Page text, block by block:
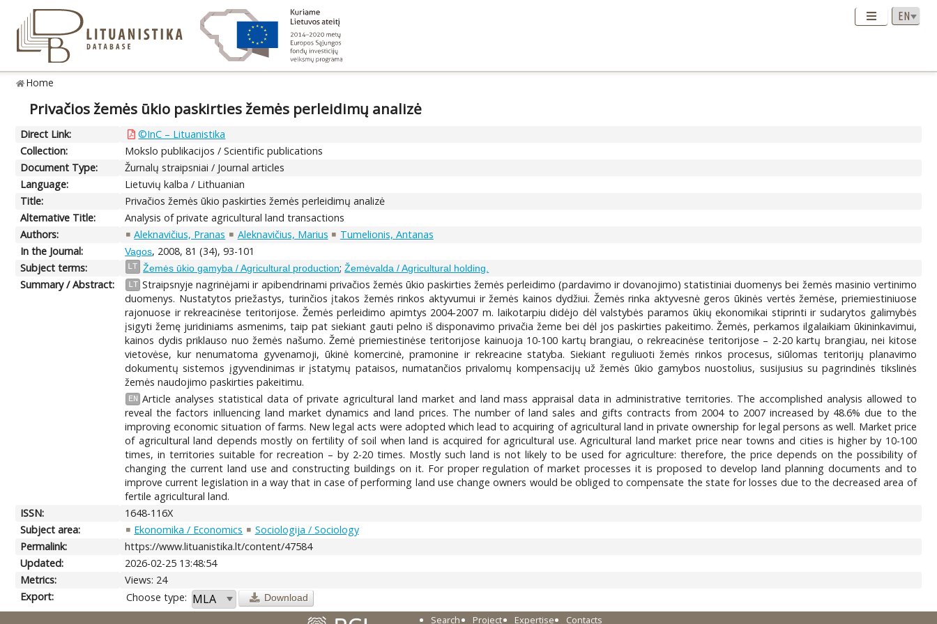
Home
Privačios žemės ūkio paskirties žemės perleidimų analizė
Direct Link:
©InC – Lituanistika
Collection:
Mokslo publikacijos / Scientific publications
Document Type:
Žurnalų straipsniai / Journal articles
Language:
Lietuvių kalba / Lithuanian
Title:
Privačios žemės ūkio paskirties žemės perleidimų analizė
Alternative Title:
Analysis of private agricultural land transactions
Authors:
Aleknavičius, Pranas Aleknavičius, Marius
Tumelionis, Antanas
In the Journal:
Vagos, 2008, 81 (34), 93-101
Subject terms:
LT Žemės ūkio gamyba / Agricultural production;Žemėvalda / Agricultural holding.
Summary / Abstract: LT Straipsnyje nagrinėjami ir apibendrinami privačios žemės ūkio paskirties žemės perleidimo (pardavimo ir dovanojimo) statistiniai duomenys bei žemės masinio vertinimo
duomenys. Nustatytos priežastys, turinčios įtakos žemės rinkos aktyvumui ir žemės kainos dydžiui. Žemės rinka aktyvesnė geros ūkinės vertės žemėse, priemiestiniuose
rajonuose ir rekreacinėse teritorijose. Žemės perleidimo apimtys 2004-2007 m. laikotarpiu didėjo dėl valstybės paramos ūkių ekonomikai stiprinti ir sudarytos galimybės
įsigyti žemę juridiniams asmenims, taip pat siekiant gauti pelno iš disponavimo privačia žeme bei dėl jos paskirties pakeitimo. Žemės, perkamos ilgalaikiam ūkininkavimui,
kainos dydis priklauso nuo žemės našumo. Žemė priemiestinėse teritorijose kainuoja 10-100 kartų brangiau, o rekreacinėse teritorijose – 2-20 kartų brangiau, nei kitose
vietovėse, kur nenumatoma gyvenamoji, ūkinė komercinė, pramonine ir rekreacine statyba. Siekiant reguliuoti žemės rinkos procesus, siūlomas teritorijų planavimo
dokumentų sistemos įgyvendinimas ir įstatymų pataisos, numatančios privalomų kompensacijų už žemės ūkio gamybos nuostolius, susijusius su pagrindinės tikslinės
žemės naudojimo paskirties pakeitimu.
EN Article analyses statistical data of private agricultural land market and land mass appraisal data in administrative territories. The accomplished analysis allowed to
reveal the factors inlluencing land market dynamics and land prices. The number of land sales and gifts contracts from 2004 to 2007 increased by 48.6% due to the
improving economic situation of farms. New legal acts were adopted which lead to acquiring of agricultural land in private ownership for legal persons as well. Market price
of agricultural land depends mostly on fertility of soil when land is acquired for agricultural use. Agricultural land market price near towns and cities is higher by 10-100
times, in territories suitable for recreation – by 2-20 times. Mostly such land is not likely to be used for agriculture: therefore, the price depends on the possibility of
changing the current land use and constructing buildings on it. For proper regulation of market processes it is proposed to develop land planning documents and to
improve current legislation in a way that in case of performing land use change owners would be obliged to compensate the state for losses due to the decreased area of
fertile agricultural land.
ISSN:
1648-116X
Subject area:
Ekonomika / Economics
Sociologija / Sociology
Permalink:
https://www.lituanistika.lt/content/47584
Updated:
2026-02-25 13:48:54
Metrics:
Views: 24
Export:
Choose type: Download
Search Project Expertise Contacts